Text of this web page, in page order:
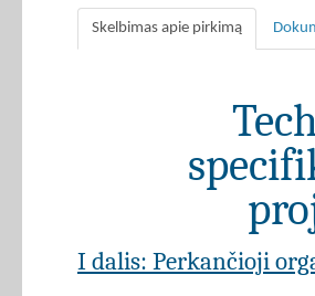
Skelbimas apie pirkimą
I dalis: Perkančioji